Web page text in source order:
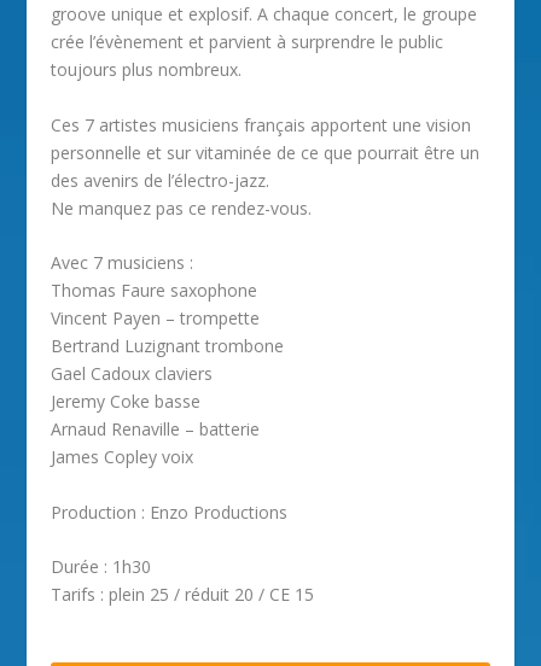
groove unique et explosif. A chaque concert, le groupe
crée l’évènement et parvient à surprendre le public
toujours plus nombreux.
Ces 7 artistes musiciens français apportent une vision
personnelle et sur vitaminée de ce que pourrait être un
des avenirs de l’électro-jazz.
Ne manquez pas ce rendez-vous.
Avec 7 musiciens :
Thomas Faure saxophone
Vincent Payen – trompette
Bertrand Luzignant trombone
Gael Cadoux claviers
Jeremy Coke basse
Arnaud Renaville – batterie
James Copley voix
Production : Enzo Productions
Durée : 1h30
Tarifs : plein 25 / réduit 20 / CE 15